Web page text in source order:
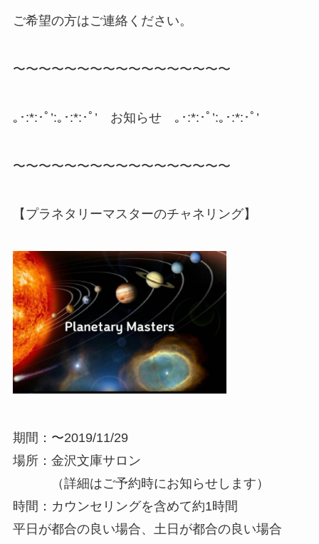
ご希望の方はご連絡ください。
〜〜〜〜〜〜〜〜〜〜〜〜〜〜〜〜〜
｡･:*:･ﾟ’:｡･:*:･ﾟ’ お知らせ ｡･:*:･ﾟ’:｡･:*:･ﾟ’
〜〜〜〜〜〜〜〜〜〜〜〜〜〜〜〜〜
【プラネタリーマスターのチャネリング】
期間：〜2019/11/29
場所：金沢文庫サロン
（詳細はご予約時にお知らせします）
時間：カウンセリングを含めて約1時間
平日が都合の良い場合、土日が都合の良い場合